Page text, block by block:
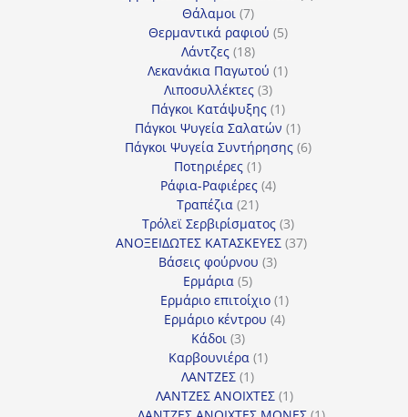
Θάλαμοι 77
προϊόντα
Θερμαντικά ραφιού 55
Λάντζες 1818
προϊόντα
Λεκανάκια Παγωτού 11
Λιποσυλλέκτες 33
προϊόντα
Πάγκοι Κατάψυξης 11
προϊόν
Πάγκοι Ψυγεία Σαλατών 11
προϊόν
Πάγκοι Ψυγεία Συντήρησης 66
Ποτηριέρες 11
προϊόν
Ράφια-Ραφιέρες 44
Τραπέζια 2121
προϊόντα
Τρόλεϊ Σερβιρίσματος 33
προϊόντα
ΑΝΟΞΕΙΔΩΤΕΣ ΚΑΤΑΣΚΕΥΕΣ 3737
Βάσεις φούρνου 33
Ερμάρια 55
προϊόντα
Ερμάριο επιτοίχιο 11
προϊόν
Ερμάριο κέντρου 44
Κάδοι 33
προϊόντα
Καρβουνιέρα 11
ΛΑΝΤΖΕΣ 11
προϊόν
ΛΑΝΤΖΕΣ ΑΝΟΙΧΤΕΣ 11